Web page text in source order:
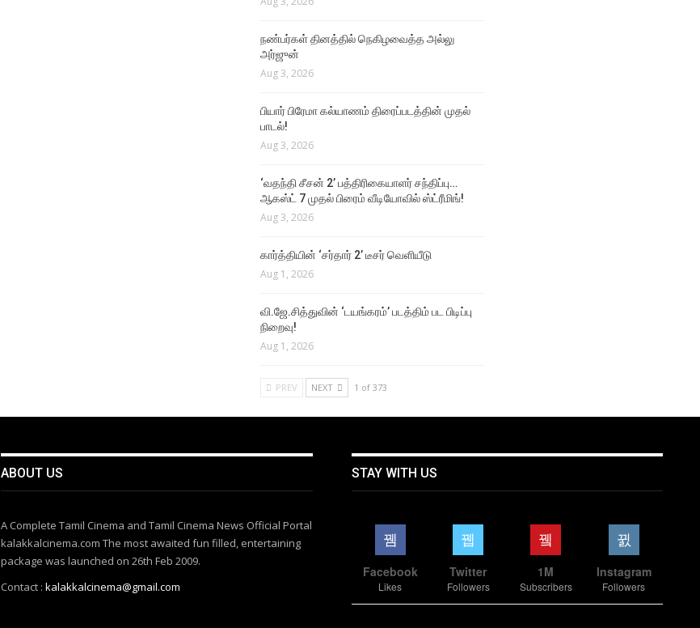
நண்பர்கள் தினத்தில் நெகிழவைத்த அல்லு
அர்ஜுன்
Aug 3, 2026
பியார் பிரேமா கல்யாணம் திரைப்படத்தின் முதல்
பாடல்!
Aug 3, 2026
‘வதந்தி சீசன் 2’ பத்திரிகையாளர் சந்திப்பு…
ஆகஸ்ட் 7 முதல் பிரைம் வீடியோவில் ஸ்ட்ரீமிங்!
Aug 3, 2026
கார்த்தியின் ‘சர்தார் 2’ டீசர் வெளியீடு
Aug 1, 2026
வி.ஜே.சித்துவின் ‘டயங்கரம்’ படத்திம் பட பிடிப்பு
நிறைவு!
Aug 1, 2026
PREV NEXT 1 of 373
ABOUT US
A Complete Tamil Cinema and Tamil Cinema News Official Portal
kalakkalcinema.com The most awaited fun filled, entertaining
package was launched on 26th Feb 2009.
Contact :kalakkalcinema@gmail.com
STAY WITH US
Facebook
Likes
Twitter
Followers
1M
Subscribers
Instagram
Followers